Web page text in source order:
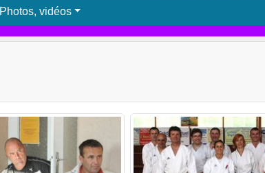
Photos, vidéos